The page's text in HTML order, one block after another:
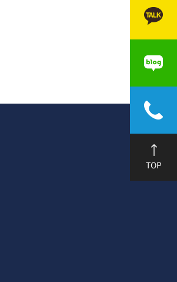
TOP